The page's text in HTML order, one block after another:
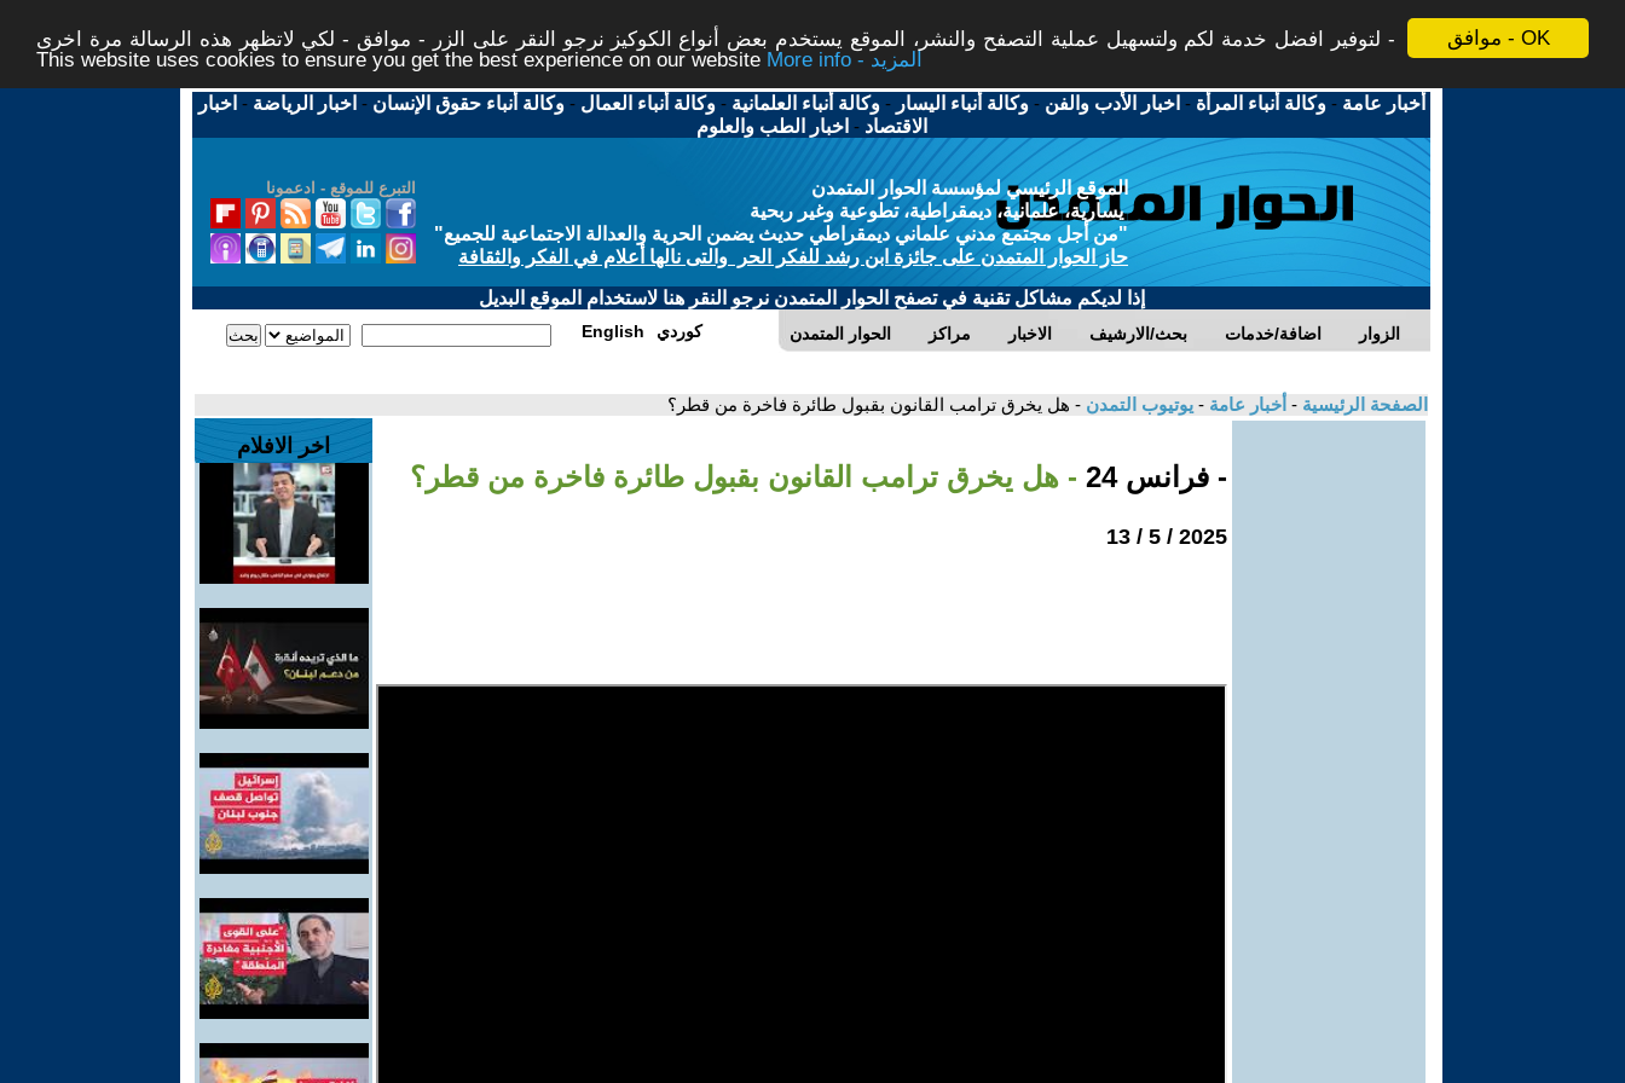
موافق - OK
لتوفير افضل خدمة لكم ولتسهيل عملية التصفح والنشر، الموقع يستخدم بعض أنواع الكوكيز نرجو النقر على الزر - موافق - لكي لاتظهر هذه الرسالة مرة اخرى -
This website uses cookies to ensure you get the best experience on our website
More info - المزيد
أخبار عامة -وكالة أنباء المرأة - اخبار الأدب والفن -وكالة أنباء اليسار -وكالة أنباء العلمانية -وكالة أنباء العمال -وكالة أنباء حقوق الإنسان - اخبار الرياضة - اخبار
الاقتصاد - اخبار الطب والعلوم
التبرع للموقع - ادعمونا
الموقع الرئيسي لمؤسسة الحوار المتمدن
يسارية، علمانية، ديمقراطية، تطوعية وغير ربحية
"من أجل مجتمع مدني علماني ديمقراطي حديث يضمن الحرية والعدالة الاجتماعية للجميع"
حاز الحوار المتمدن على جائزة ابن رشد للفكر الحر والتى نالها أعلام في الفكر والثقافة
إذا لديكم مشاكل تقنية في تصفح الحوار المتمدن نرجو النقر هنا لاستخدام الموقع البديل
الحوار المتمدن مراكز الاخبار بحث/الارشيف اضافة/خدمات الزوار English كوردي
الصفحة الرئيسية - أخبار عامة - يوتيوب التمدن - هل يخرق ترامب القانون بقبول طائرة فاخرة من قطر؟
- فرانس 24 - هل يخرق ترامب القانون بقبول طائرة فاخرة من قطر؟
2025 / 5 / 13
اخر الافلام